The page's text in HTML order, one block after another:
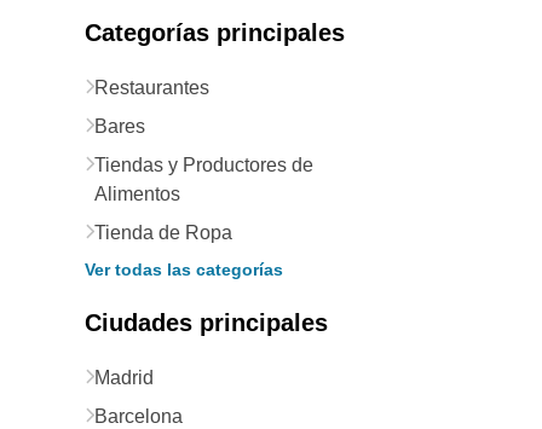
Categorías principales
Restaurantes
Bares
Tiendas y Productores de
Alimentos
Tienda de Ropa
Ver todas las categorías
Ciudades principales
Madrid
Barcelona